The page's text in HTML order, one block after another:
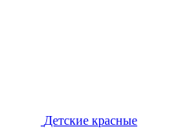
Детские красные